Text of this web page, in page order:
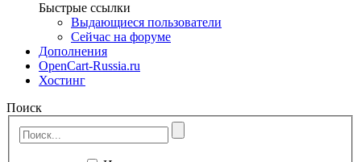
Быстрые ссылки
Выдающиеся пользователи
Сейчас на форуме
Дополнения
OpenCart-Russia.ru
Хостинг
Поиск